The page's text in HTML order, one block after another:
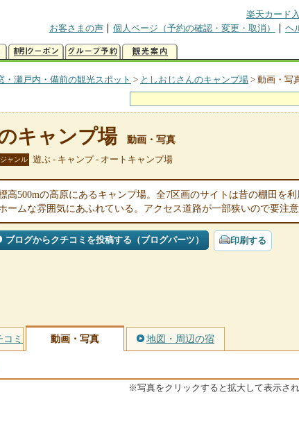
楽天カード
お客さまの声
個人ページ（予約の確認・変更・取消） ヘ
・瀬戸内・備前の観光スポット > としおじさんのキャンプ場 > 動画・写
キャンプ場 動画・写真
ジャンル 遊ぶ - キャンプ - オートキャンプ場
高500mの高原にあるキャンプ場。全7区画のサイトは昔の棚田を
ームな雰囲気にあふれている。アクセス道路が一部狭いので要注意
ブログからクチコミを投稿する（ブログパーツ） 印刷する
ミ 動画・写真 地図・周辺の宿
※写真をクリックすると拡大して表示され